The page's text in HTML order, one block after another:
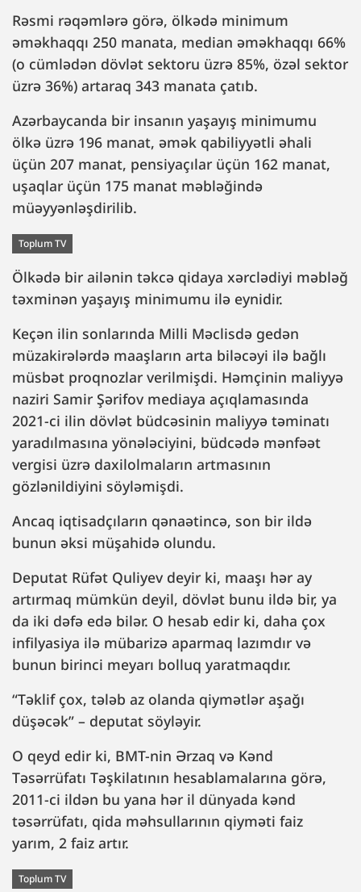
Rəsmi rəqəmlərə görə, ölkədə minimum
əməkhaqqı 250 manata, median əməkhaqqı 66%
(o cümlədən dövlət sektoru üzrə 85%, özəl sektor
üzrə 36%) artaraq 343 manata çatıb.
Azərbaycanda bir insanın yaşayış minimumu
ölkə üzrə 196 manat, əmək qabiliyyətli əhali
üçün 207 manat, pensiyaçılar üçün 162 manat,
uşaqlar üçün 175 manat məbləğində
müəyyənləşdirilib.
Toplum TV
Ölkədə bir ailənin təkcə qidaya xərclədiyi məbləğ
təxminən yaşayış minimumu ilə eynidir.
Keçən ilin sonlarında Milli Məclisdə gedən
müzakirələrdə maaşların arta biləcəyi ilə bağlı
müsbət proqnozlar verilmişdi. Həmçinin maliyyə
naziri Samir Şərifov mediaya açıqlamasında
2021-ci ilin dövlət büdcəsinin maliyyə təminatı
yaradılmasına yönələciyini, büdcədə mənfəət
vergisi üzrə daxilolmaların artmasının
gözlənildiyini söyləmişdi.
Ancaq iqtisadçıların qənaətincə, son bir ildə
bunun əksi müşahidə olundu.
Deputat Rüfət Quliyev deyir ki, maaşı hər ay
artırmaq mümkün deyil, dövlət bunu ildə bir, ya
da iki dəfə edə bilər. O hesab edir ki, daha çox
infilyasiya ilə mübarizə aparmaq lazımdır və
bunun birinci meyarı bolluq yaratmaqdır.
“Təklif çox, tələb az olanda qiymətlər aşağı
düşəcək” – deputat söyləyir.
O qeyd edir ki, BMT-nin Ərzaq və Kənd
Təsərrüfatı Təşkilatının hesablamalarına görə,
2011-ci ildən bu yana hər il dünyada kənd
təsərrüfatı, qida məhsullarının qiyməti faiz
yarım, 2 faiz artır.
Toplum TV